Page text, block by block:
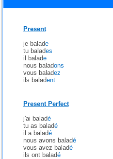
Present
je balade
tu balades
il balade
nous baladons
vous baladez
ils baladent
Present Perfect
j'ai baladé
tu as baladé
il a baladé
nous avons baladé
vous avez baladé
ils ont baladé